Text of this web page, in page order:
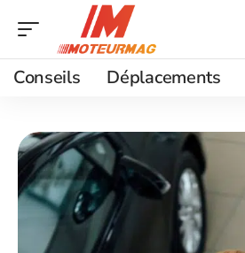
Conseils Déplacements